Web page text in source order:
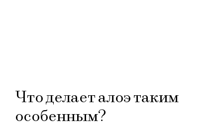
Что делает алоэ таким
особенным?